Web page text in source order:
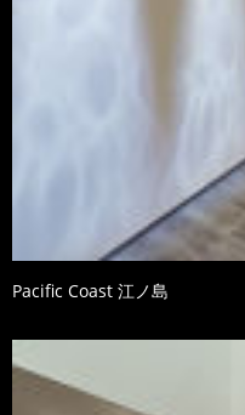
Pacific Coast 江ノ島